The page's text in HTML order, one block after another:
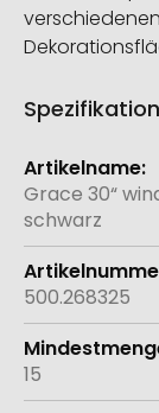
Spezifikation
Weitere
Informationen
Grace 30“
schwarz
500.268325
15